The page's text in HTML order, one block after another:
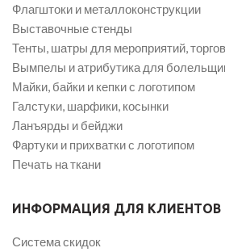
Флагштоки и металлоконструкции
Выставочные стенды
Тенты, шатры для мероприятий,
Вымпелы и атрибутика для
Майки, байки и кепки с логотипом
Галстуки, шарфики, косынки
Ланъярды и бейджи
Фартуки и прихватки с логотипом
Печать на ткани
ИНФОРМАЦИЯ ДЛЯ КЛИЕНТОВ
Система скидок